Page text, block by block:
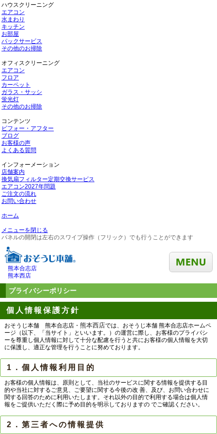
ハウスクリーニング
エアコン
水まわり
キッチン
お部屋
パックサービス
その他のお掃除
オフィスクリーニング
エアコン
フロア
カーペット
ガラス・サッシ
蛍光灯
その他のお掃除
コンテンツ
ビフォー・アフター
ブログ
お客様の声
よくある質問
インフォーメーション
店舗案内
換気扇フィルター定期交換サービス
エアコン2027年問題
ご注文の流れ
お問い合わせ
ホーム
メニューを閉じる
パネルの開閉は左右のスワイプ操作（フリック）でも行うことができます
熊本合志店
熊本西店
プライバシーポリシー
個人情報保護方針
おそうじ本舗 熊本合志店・ 熊本西店では、おそうじ本舗 熊本合志店ホームペ
ージ（以下、「当サイト」といいます。）の運営に際し、お客様のプライバシ
ーを尊重し個人情報に対して十分な配慮を行うと共にお客様の個人情報を大切
に保護し、適正な管理を行うことに努めております。
1．個人情報利用目的
お客様の個人情報は、原則として、当社のサービスに関する情報を提供する目
的や当社に対するご意見、ご要望に関する今後の改 善、及び、お問い合わせに
関する回答のために利用いたします。それ以外の目的で利用する場合は個人情
報をご提供いただく際に予め目的を明示しておりますの でご確認ください。
2．第三者への情報提供